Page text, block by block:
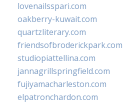
lovenailsspari.com
oakberry-kuwait.com
quartzliterary.com
friendsofbroderickpark.com
studiopiattellina.com
jannagrillspringfield.com
fujiyamacharleston.com
elpatronchardon.com